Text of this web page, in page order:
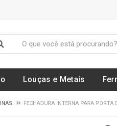
Louças e Metais
FECHADURA INTERNA PARA